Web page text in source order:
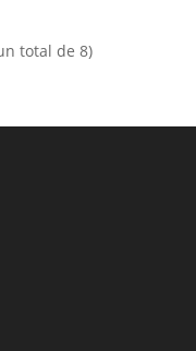
total de 8)